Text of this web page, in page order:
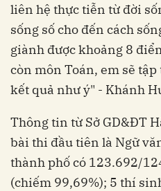
liên hệ thực tiễn từ đời
sống số cho đến cách
giành được khoảng 8
còn môn Toán, em sẽ
kết quả như ý" - Khánh
Thông tin từ Sở GD&ĐT
bài thi đầu tiên là Ngữ
thành phố có 123.692/
(chiếm 99,69%); 5 thí